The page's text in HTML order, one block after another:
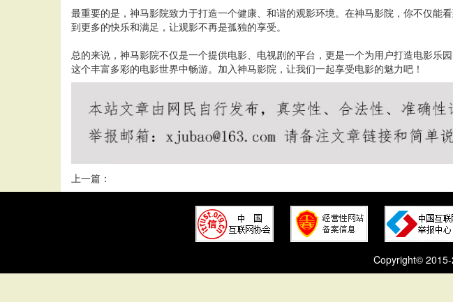
最重要的是，神马影院致力于打造一个健康、和谐的观影环境。在神马影院，你不仅
到更多的快乐和满足，让观影不再是孤独的享受。
总的来说，神马影院不仅是一个提供电影、电视剧的平台，更是一个为用户打造电影
这个丰富多彩的电影世界中畅游。加入神马影院，让我们一起享受电影的魅力吧！
上一篇：
Copyright©